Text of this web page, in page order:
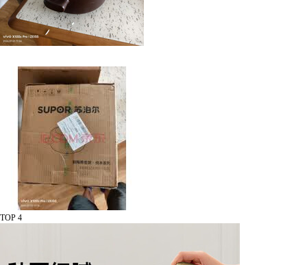
TOP 4